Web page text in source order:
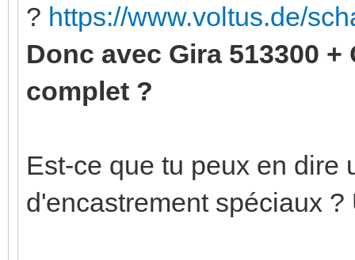
? https://www.voltus.de/
Donc avec Gira 513300
complet ?
Est-ce que tu peux en dire
d'encastrement spéciaux